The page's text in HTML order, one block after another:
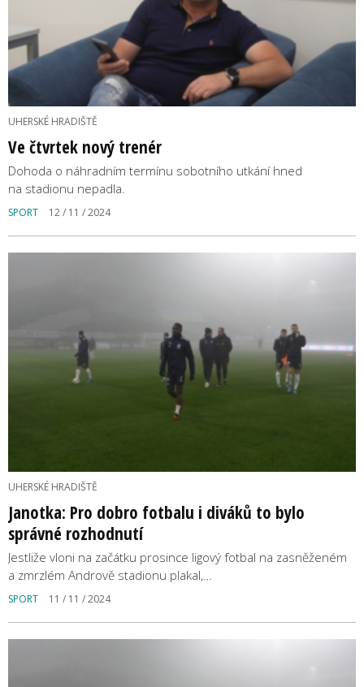
UHERSKÉ HRADIŠTĚ
Ve čtvrtek nový trenér
Dohoda o náhradním termínu sobotního utkání hned
na stadionu nepadla.
SPORT 12 / 11 / 2024
UHERSKÉ HRADIŠTĚ
Janotka: Pro dobro fotbalu i diváků to bylo
správné rozhodnutí
Jestliže vloni na začátku prosince ligový fotbal na zasněženém
a zmrzlém Andrově stadionu plakal,…
SPORT 11 / 11 / 2024